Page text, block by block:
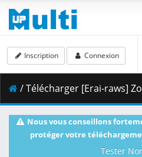
Inscription Connexion
/ Télécharger [Erai-raws] Zom 100 - Zombie ni Naru made ni Shitai 100 no Koto - 12
Nous vous conseillons
protéger votre
Tester